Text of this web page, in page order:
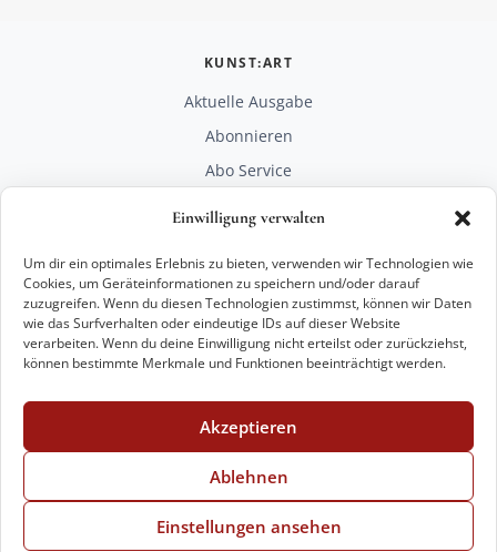
Einwilligung verwalten
Um dir ein optimales Erlebnis zu bieten, verwenden wir Technologien wie
Cookies, um Geräteinformationen zu speichern und/oder darauf
zuzugreifen. Wenn du diesen Technologien zustimmst, können wir Daten
wie das Surfverhalten oder eindeutige IDs auf dieser Website
verarbeiten. Wenn du deine Einwilligung nicht erteilst oder zurückziehst,
können bestimmte Merkmale und Funktionen beeinträchtigt werden.
Akzeptieren
Ablehnen
Einstellungen ansehen
KUNST:ART
Aktuelle Ausgabe
Abonnieren
Abo Service
RECHTLICHES
Impressum
Datenschutz
KONTAKT
+49 221 29 28 27 21
© 2026 VKK Verlag Kunst und Kultur GmbH